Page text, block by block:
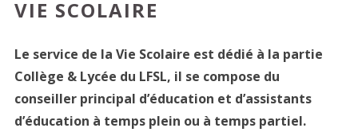
VIE SCOLAIRE
Le service de la Vie Scolaire est dédié à la partie
Collège & Lycée du LFSL, il se compose du
conseiller principal d’éducation et d’assistants
d’éducation à temps plein ou à temps partiel.